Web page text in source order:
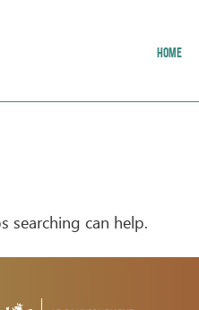
HOME
searching can help.